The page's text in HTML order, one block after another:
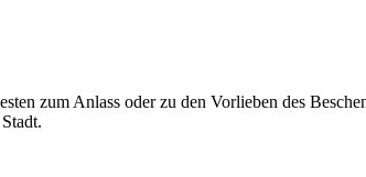
zum Anlass oder zu den Vorlieben des